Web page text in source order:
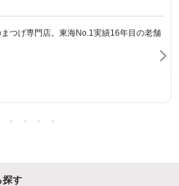
まつげ専門店。東海No.1実績16年目の老舗
探す